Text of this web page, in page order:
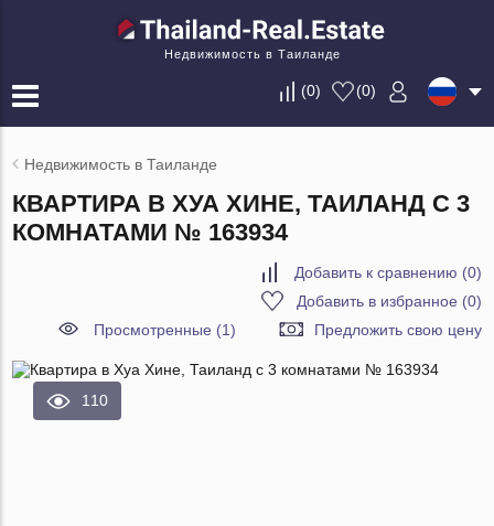
Недвижимость в Таиланде
(0) (0)
Недвижимость в Таиланде
КВАРТИРА В ХУА ХИНЕ, ТАИЛАНД С 3
КОМНАТАМИ № 163934
Добавить к сравнению (0)
Добавить в избранное (0)
Просмотренные (1)
Предложить свою цену
110